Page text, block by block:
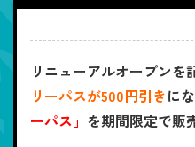
リニューアルオープンを
リーパスが500円引きに
ーパス」 を期間限定で販